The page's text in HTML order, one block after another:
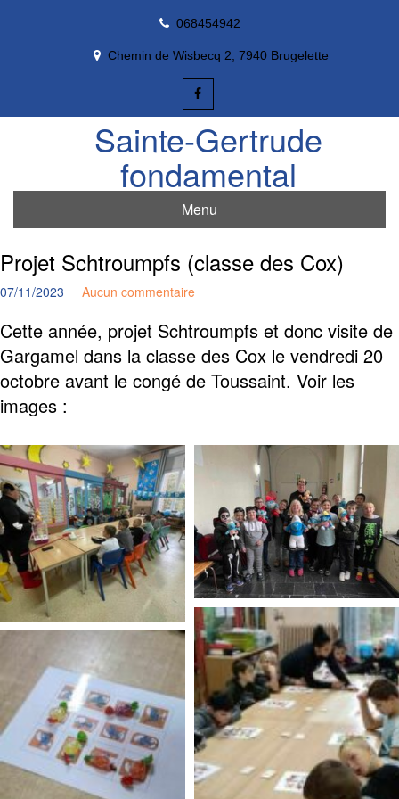
068454942
Chemin de Wisbecq 2, 7940 Brugelette
Sainte-Gertrude
fondamental
Menu
Projet Schtroumpfs (classe des Cox)
07/11/2023 Aucun commentaire
Cette année, projet Schtroumpfs et donc visite de
Gargamel dans la classe des Cox le vendredi 20
octobre avant le congé de Toussaint. Voir les
images :